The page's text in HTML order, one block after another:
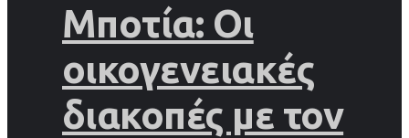
Μποτία: Οι
οικογενειακές
διακοπές με τον